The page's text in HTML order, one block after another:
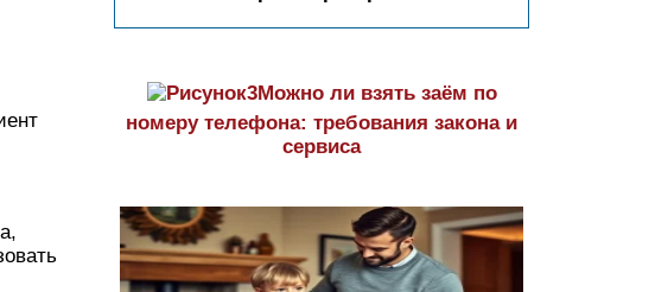
Можно ли взять заём по
номеру телефона: требования закона и
сервиса